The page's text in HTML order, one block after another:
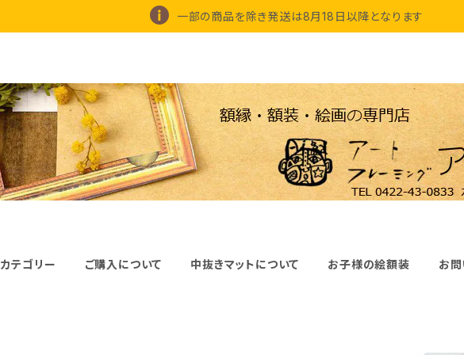
一部の商品を除き発送は8月18日以降となります
カテゴリー ご購入について 中抜きマットについて お子様の絵額装 お